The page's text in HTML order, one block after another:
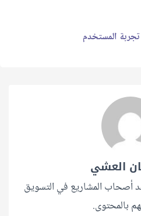
المستخدم
العشي
أصحاب المشاريع في التسويق
بالمحتوى.